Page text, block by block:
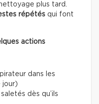
plus tard.
répétés qui font
actions
dans les
jour)
dès qu’ils